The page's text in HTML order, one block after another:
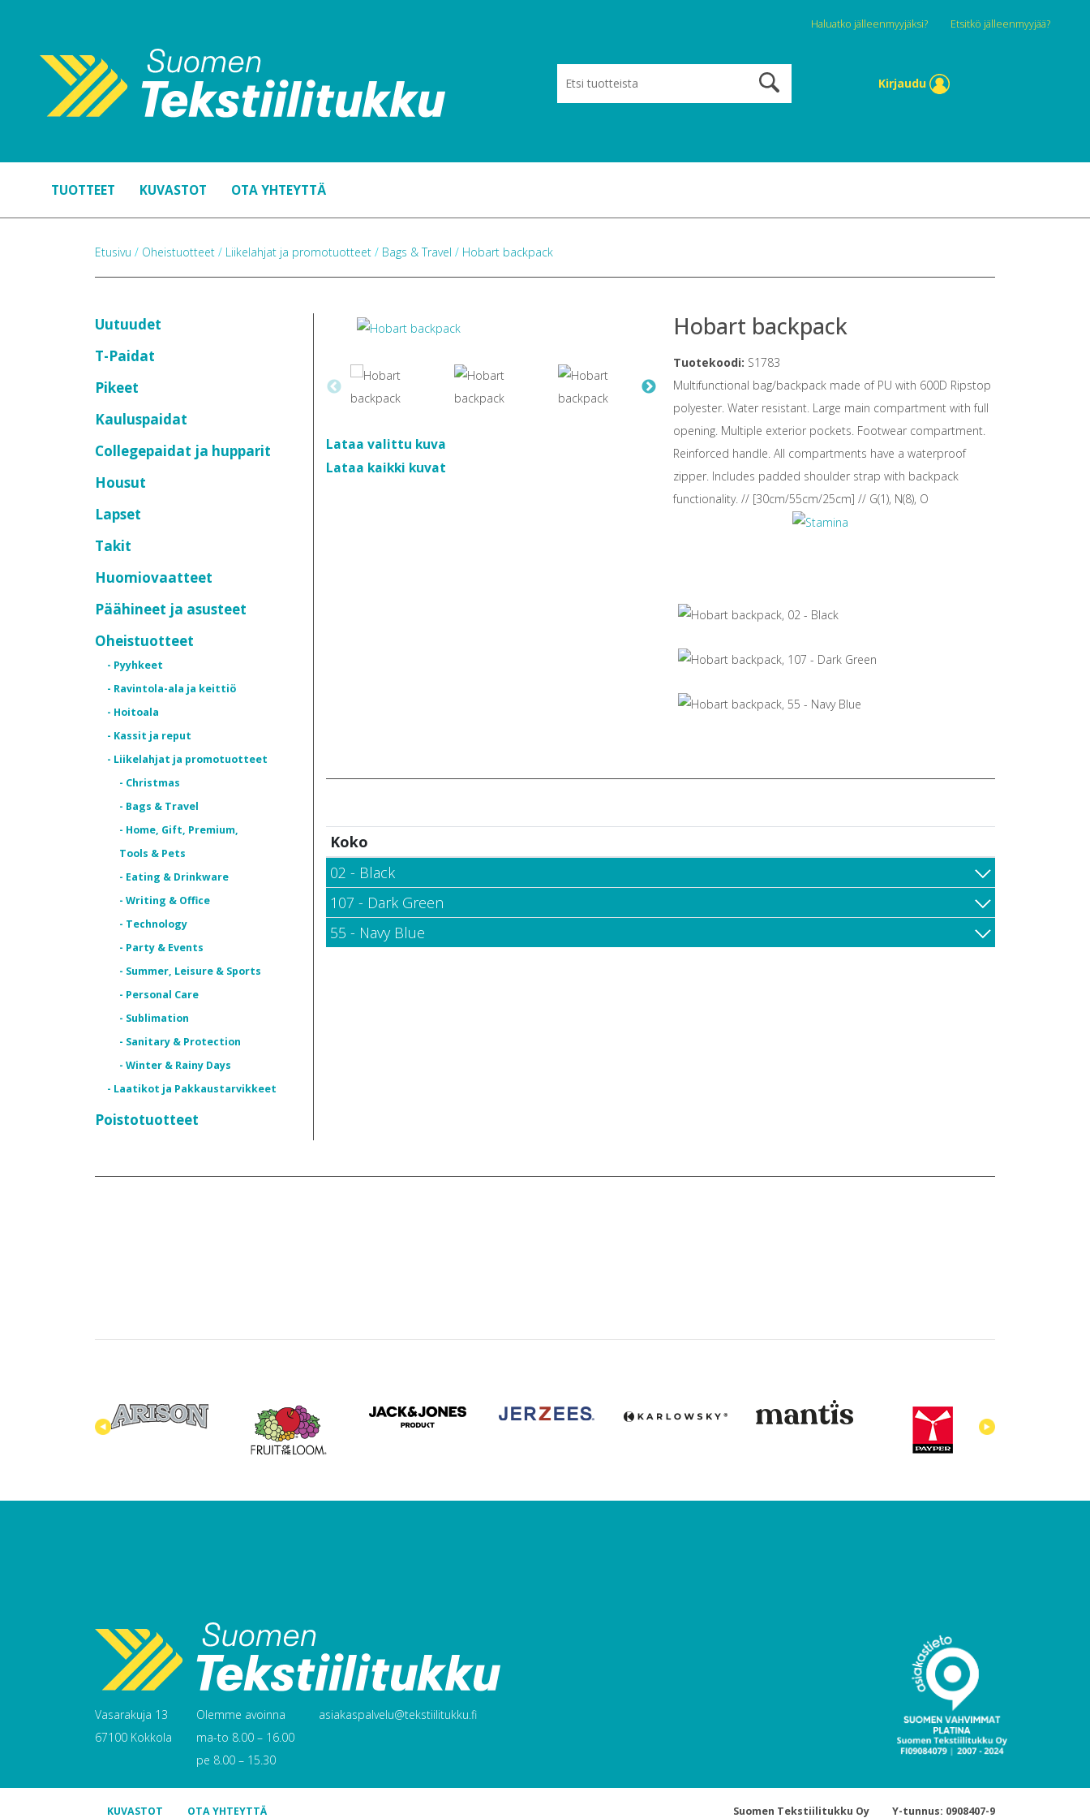
Haluatko jälleenmyyjäksi? Etsitkö jälleenmyyjää?
Kirjaudu
TUOTTEET KUVASTOT OTA YHTEYTTÄ
Etusivu / Oheistuotteet / Liikelahjat ja promotuotteet / Bags & Travel / Hobart backpack
Uutuudet
T-Paidat
Pikeet
Kauluspaidat
Collegepaidat ja hupparit
Housut
Lapset
Takit
Huomiovaatteet
Päähineet ja asusteet
Oheistuotteet
- Pyyhkeet
- Ravintola-ala ja keittiö
- Hoitoala
- Kassit ja reput
- Liikelahjat ja promotuotteet
- Christmas
- Bags & Travel
- Home, Gift, Premium,
Tools & Pets
- Eating & Drinkware
- Writing & Office
- Technology
- Party & Events
- Summer, Leisure & Sports
- Personal Care
- Sublimation
- Sanitary & Protection
- Winter & Rainy Days
- Laatikot ja Pakkaustarvikkeet
Poistotuotteet
Lataa valittu kuva
Lataa kaikki kuvat
Hobart backpack
Tuotekoodi: S1783
Multifunctional bag/backpack made of PU with 600D Ripstop
polyester. Water resistant. Large main compartment with full
opening. Multiple exterior pockets. Footwear compartment.
Reinforced handle. All compartments have a waterproof
zipper. Includes padded shoulder strap with backpack
functionality. // [30cm/55cm/25cm] // G(1), N(8), O
Koko
02 - Black
107 - Dark Green
55 - Navy Blue
Vasarakuja 13
67100 Kokkola
Olemme avoinna
ma-to 8.00 – 16.00
pe 8.00 – 15.30
asiakaspalvelu@tekstiilitukku.fi
KUVASTOT OTA YHTEYTTÄ Suomen Tekstiilitukku Oy Y-tunnus: 0908407-9